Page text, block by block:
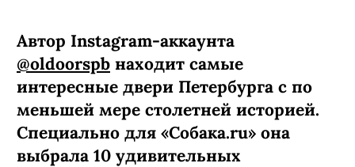
Автор Instagram-аккаунта
@oldoorspb находит самые
интересные двери Петербурга с по
меньшей мере столетней историей.
Специально для «Собака.ru» она
выбрала 10 удивительных